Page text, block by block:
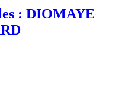
: DIOMAYE